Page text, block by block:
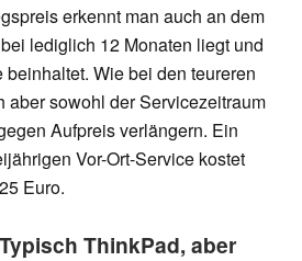
erkennt man auch an dem
lediglich 12 Monaten liegt und
Wie bei den teureren
aber sowohl der Servicezeitraum
Aufpreis verlängern. Ein
Vor-Ort-Service kostet
Euro.
ThinkPad, aber